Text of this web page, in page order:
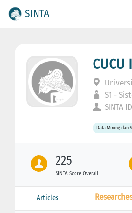
SINTA
CUCU
S1 -
SINTA
Data Mining dan
225
SINTA Score Overall
Articles Researches